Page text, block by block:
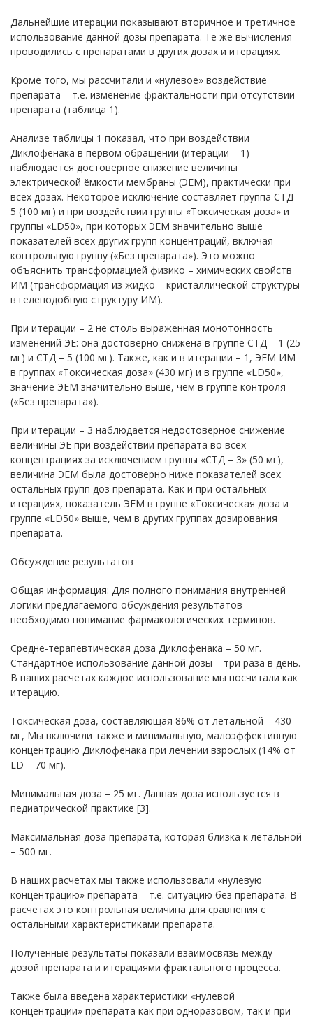
Дальнейшие итерации показывают вторичное и третичное
использование данной дозы препарата. Те же вычисления
проводились с препаратами в других дозах и итерациях.
Кроме того, мы рассчитали и «нулевое» воздействие
препарата – т.е. изменение фрактальности при отсутствии
препарата (таблица 1).
Анализе таблицы 1 показал, что при воздействии
Диклофенака в первом обращении (итерации – 1)
наблюдается достоверное снижение величины
электрической ёмкости мембраны (ЭЕМ), практически при
всех дозах. Некоторое исключение составляет группа СТД –
5 (100 мг) и при воздействии группы «Токсическая доза» и
группы «LD50», при которых ЭЕМ значительно выше
показателей всех других групп концентраций, включая
контрольную группу («Без препарата»). Это можно
объяснить трансформацией физико – химических свойств
ИМ (трансформация из жидко – кристаллической структуры
в гелеподобную структуру ИМ).
При итерации – 2 не столь выраженная монотонность
изменений ЭЕ: она достоверно снижена в группе СТД – 1 (25
мг) и СТД – 5 (100 мг). Также, как и в итерации – 1, ЭЕМ ИМ
в группах «Токсическая доза» (430 мг) и в группе «LD50»,
значение ЭЕМ значительно выше, чем в группе контроля
(«Без препарата»).
При итерации – 3 наблюдается недостоверное снижение
величины ЭЕ при воздействии препарата во всех
концентрациях за исключением группы «СТД – 3» (50 мг),
величина ЭЕМ была достоверно ниже показателей всех
остальных групп доз препарата. Как и при остальных
итерациях, показатель ЭЕМ в группе «Токсическая доза и
группе «LD50» выше, чем в других группах дозирования
препарата.
Обсуждение результатов
Общая информация: Для полного понимания внутренней
логики предлагаемого обсуждения результатов
необходимо понимание фармакологических терминов.
Средне-терапевтическая доза Диклофенака – 50 мг.
Стандартное использование данной дозы – три раза в день.
В наших расчетах каждое использование мы посчитали как
итерацию.
Токсическая доза, составляющая 86% от летальной – 430
мг, Мы включили также и минимальную, малоэффективную
концентрацию Диклофенака при лечении взрослых (14% от
LD – 70 мг).
Минимальная доза – 25 мг. Данная доза используется в
педиатрической практике [3].
Максимальная доза препарата, которая близка к летальной
– 500 мг.
В наших расчетах мы также использовали «нулевую
концентрацию» препарата – т.е. ситуацию без препарата. В
расчетах это контрольная величина для сравнения с
остальными характеристиками препарата.
Полученные результаты показали взаимосвязь между
дозой препарата и итерациями фрактального процесса.
Также была введена характеристики «нулевой
концентрации» препарата как при одноразовом, так и при